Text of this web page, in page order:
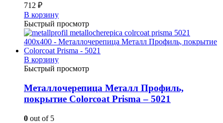
712 ₽
В корзину
Быстрый просмотр
В корзину
Быстрый просмотр
Металлочерепица Металл Профиль,
покрытие Colorcoat Prisma – 5021
0 out of 5